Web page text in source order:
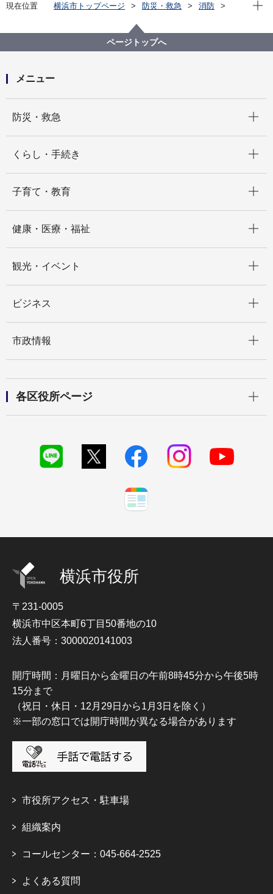
現在位置 横浜市トップページ 防災・救急
消防
ページトップへ
メニュー
防災・救急
くらし・手続き
子育て・教育
健康・医療・福祉
観光・イベント
ビジネス
市政情報
各区役所ページ
横浜市役所
〒231-0005
横浜市中区本町6丁目50番地の10
法人番号：3000020141003
開庁時間：月曜日から金曜日の午前8時45分から午後5時
15分まで
（祝日・休日・12月29日から1月3日を除く）
※一部の窓口では開庁時間が異なる場合があります
市役所アクセス・駐車場
組織案内
コールセンター：045-664-2525
よくある質問